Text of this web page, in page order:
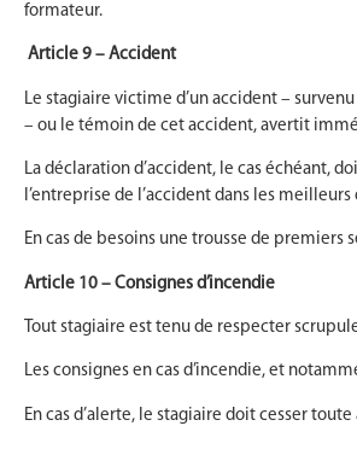
formateur.
Article 9 – Accident
Le stagiaire victime d’un accident –
– ou le témoin de cet accident, avertit
La déclaration d’accident, le cas échéant,
l’entreprise de l’accident dans les
En cas de besoins une trousse de premiers
Article 10 – Consignes d’incendie
Tout stagiaire est tenu de respecter
Les consignes en cas d’incendie, et
En cas d’alerte, le stagiaire doit cesser